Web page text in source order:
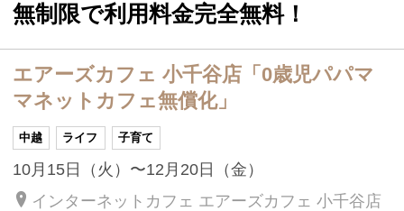
無制限で利用料金完全無料！
エアーズカフェ 小千谷店「0歳児パパマ
マネットカフェ無償化」
中越 ライフ 子育て
10月15日（火）〜12月20日（金）
インターネットカフェ エアーズカフェ 小千谷店